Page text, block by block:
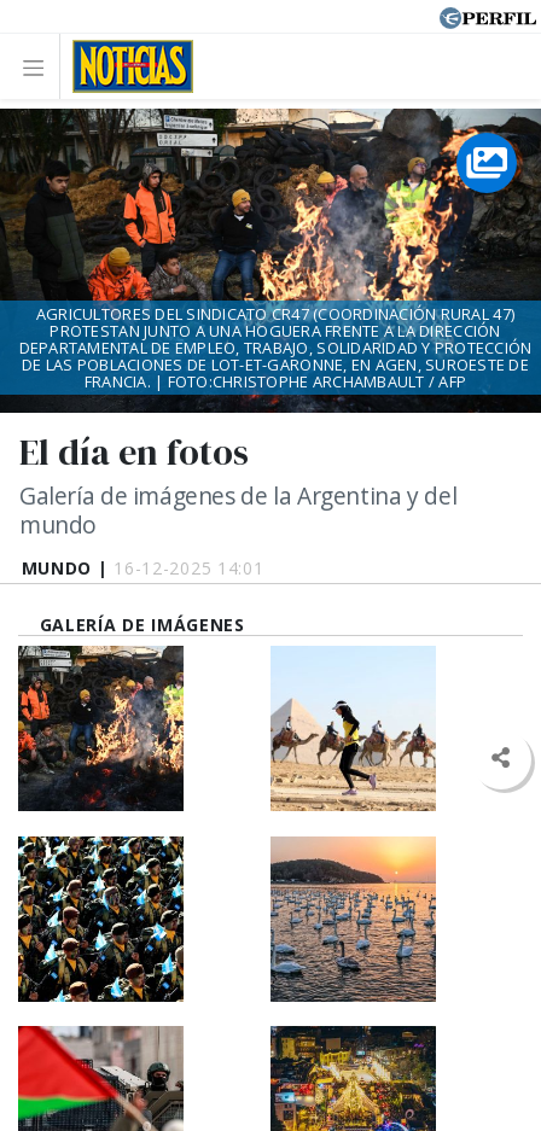
MUNDO | 16-12-2025 14:01
El día en fotos
Galería de imágenes de la Argentina y del
mundo
AGRICULTORES DEL SINDICATO CR47 (COORDINACIÓN RURAL 47)
PROTESTAN JUNTO A UNA HOGUERA FRENTE A LA DIRECCIÓN
DEPARTAMENTAL DE EMPLEO, TRABAJO, SOLIDARIDAD Y PROTECCIÓN
DE LAS POBLACIONES DE LOT-ET-GARONNE, EN AGEN, SUROESTE DE
FRANCIA. | FOTO:CHRISTOPHE ARCHAMBAULT / AFP
GALERÍA DE IMÁGENES